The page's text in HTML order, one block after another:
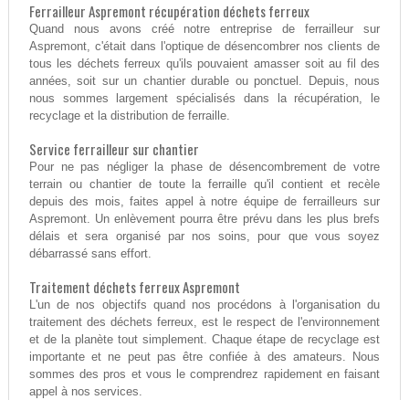
Ferrailleur Aspremont récupération déchets ferreux
Quand nous avons créé notre entreprise de ferrailleur sur
Aspremont, c'était dans l'optique de désencombrer nos clients de
tous les déchets ferreux qu'ils pouvaient amasser soit au fil des
années, soit sur un chantier durable ou ponctuel. Depuis, nous
nous sommes largement spécialisés dans la récupération, le
recyclage et la distribution de ferraille.
Service ferrailleur sur chantier
Pour ne pas négliger la phase de désencombrement de votre
terrain ou chantier de toute la ferraille qu'il contient et recèle
depuis des mois, faites appel à notre équipe de ferrailleurs sur
Aspremont. Un enlèvement pourra être prévu dans les plus brefs
délais et sera organisé par nos soins, pour que vous soyez
débarrassé sans effort.
Traitement déchets ferreux Aspremont
L'un de nos objectifs quand nos procédons à l'organisation du
traitement des déchets ferreux, est le respect de l'environnement
et de la planète tout simplement. Chaque étape de recyclage est
importante et ne peut pas être confiée à des amateurs. Nous
sommes des pros et vous le comprendrez rapidement en faisant
appel à nos services.